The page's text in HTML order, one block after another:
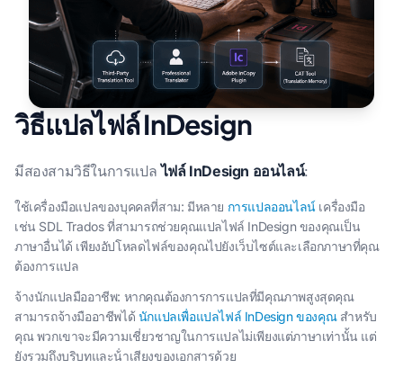
วิธีแปลไฟล์ InDesign
มีสองสามวิธีในการแปลไฟล์ InDesign ออนไลน์:
ใช้เครื่องมือแปลของบุคคลที่สาม: มีหลาย การแปลออนไลน์เครื่องมือ
เช่น SDL Trados ที่สามารถช่วยคุณแปลไฟล์ InDesign ของคุณเป็น
ภาษาอื่นได้ เพียงอัปโหลดไฟล์ของคุณไปยังเว็บไซต์และเลือกภาษาที่คุณ
ต้องการแปล
จ้างนักแปลมืออาชีพ: หากคุณต้องการการแปลที่มีคุณภาพสูงสุดคุณ
สามารถจ้างมืออาชีพได้นักแปลเพื่อแปลไฟล์ InDesign ของคุณสําหรับ
คุณ พวกเขาจะมีความเชี่ยวชาญในการแปลไม่เพียงแต่ภาษาเท่านั้น แต่
ยังรวมถึงบริบทและน้ําเสียงของเอกสารด้วย